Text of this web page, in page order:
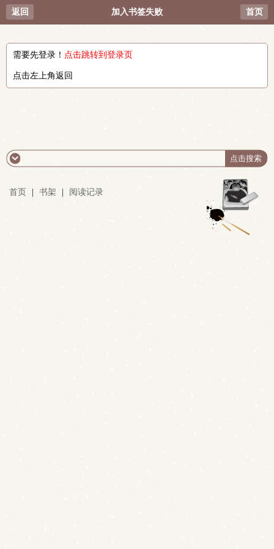
返回 加入书签失败 首页
需要先登录！ 点击跳转到登录页
点击左上角返回
首页 书架 阅读记录